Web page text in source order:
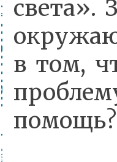
света».
в том,
помощь?